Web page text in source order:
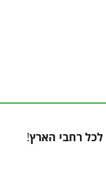
לכל רחבי הארץ!